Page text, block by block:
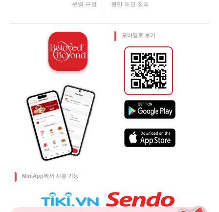
운영 규정 불만 해결 정책
모바일로 보기
MiniApp에서 사용 가능